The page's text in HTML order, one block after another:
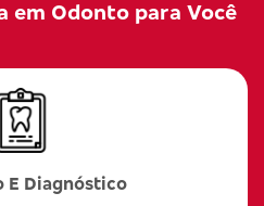
em Odonto para Você
E Diagnóstico